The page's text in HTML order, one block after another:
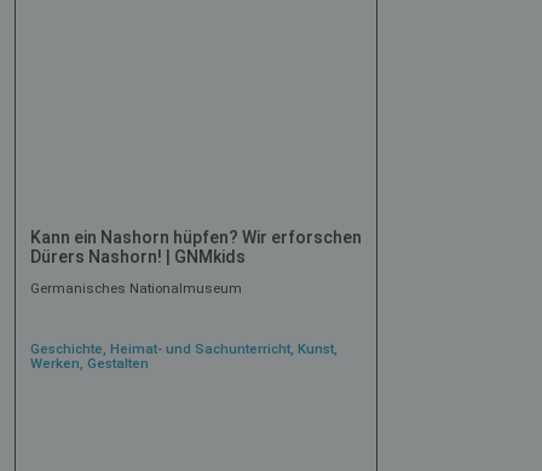
Kann ein Nashorn hüpfen? Wir erforschen
Dürers Nashorn! | GNMkids
Germanisches Nationalmuseum
Geschichte, Heimat- und Sachunterricht, Kunst,
Werken, Gestalten